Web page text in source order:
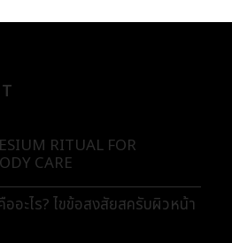
RITUAL FOR
CARE
ออะไร? ไขข้อสงสัยสครับผิวหน้า